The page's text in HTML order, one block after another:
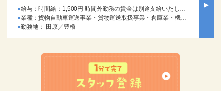
給与：時間給：1,500円 時間外勤務の賃金は別途支給いたします。 【月収例】 約28万円 （時給1500円×8H）×20日＋早出
業種：貨物自動車運送事業・貨物運送取扱事業・倉庫業・機械器具設置工事業・産業廃棄物処理業
勤務地： 田原／豊橋